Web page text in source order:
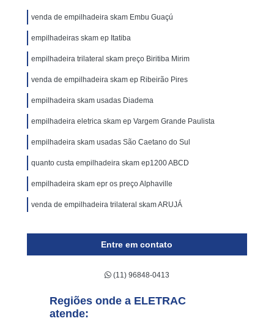
venda de empilhadeira skam Embu Guaçú
empilhadeiras skam ep Itatiba
empilhadeira trilateral skam preço Biritiba Mirim
venda de empilhadeira skam ep Ribeirão Pires
empilhadeira skam usadas Diadema
empilhadeira eletrica skam ep Vargem Grande Paulista
empilhadeira skam usadas São Caetano do Sul
quanto custa empilhadeira skam ep1200 ABCD
empilhadeira skam epr os preço Alphaville
venda de empilhadeira trilateral skam ARUJÁ
Entre em contato
(11) 96848-0413
Regiões onde a ELETRAC
atende: